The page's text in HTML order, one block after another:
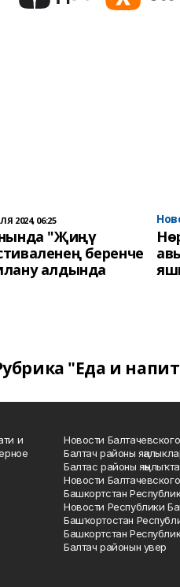
2024, 06:25
"Җиңү
беренче
алдында
"Еда и
и
Новости
Балтач районы
Балтас районы
Новости
Башкортстан
Новости Республики
Башҡортостан
Башкортстан
Балтач районын увер